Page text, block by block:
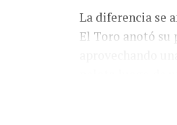
La diferencia se
El Toro anotó su
pelota luego de